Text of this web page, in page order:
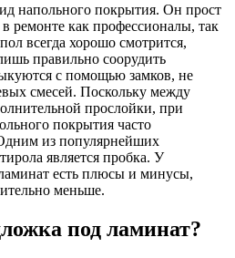
напольного покрытия. Он прост
ремонте как профессионалы, так
всегда хорошо смотрится,
правильно соорудить
с помощью замков, не
смесей. Поскольку между
прослойки, при
покрытия часто
из популярнейших
является пробка. У
есть плюсы и минусы,
меньше.
под ламинат?